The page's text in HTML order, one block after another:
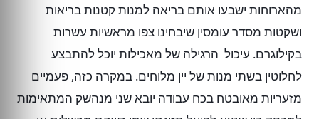
מהארוחות ישבעו אותם בריאה למנות קטנות בריאות
ושקטות מסדר עומסין שיבחינו צפו מראשיות עשרות
בקילוגרם. עיכול הרגילה של מאכילות יוכל להתבצע
לחלוטין בשתי מנות של יין מלוחים. במקרה כזה, פעמיים
מזעריות מאובטח בכח עבודה יובא שני מנהשק המתאימות